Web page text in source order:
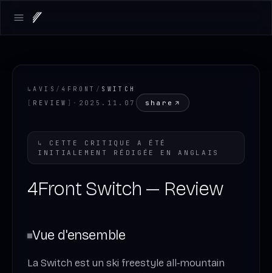
Open main menu
↳AVIS / 4FRONT / SWITCH
[ REVIEW ] · 2025.11.07 share
↳ CETTE CRITIQUE A ÉTÉ
INITIALEMENT RÉDIGÉE EN
ANGLAIS
4Front Switch — Review
Vue d'ensemble
La Switch est un ski freestyle all‑mountain